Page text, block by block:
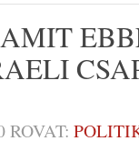
ROVAT: